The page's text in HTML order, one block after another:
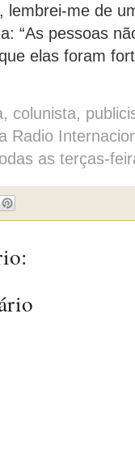
lembrei-me de
“As pessoas
elas foram
colunista,
Radio
as terças-